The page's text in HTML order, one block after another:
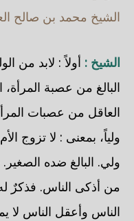
الشيخ محمد بن صالح
الشيخ : أولاً : لابد من
البالغ من عصبة
العاقل من عصبات
ولياً، بمعنى : لا تزوج
ولي. البالغ ضده
من أذكى الناس. فذكرٌ
الناس وأعقل الناس لا